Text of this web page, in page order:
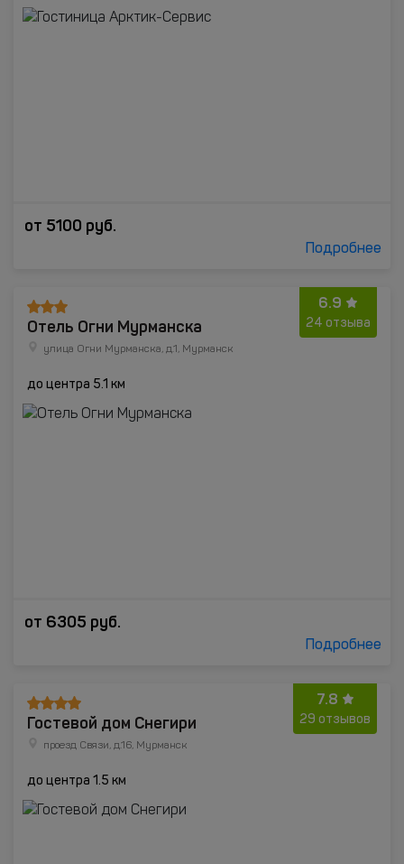
от 5100 руб.
Подробнее
6.9
24 отзыва
Отель Огни Мурманска
улица Огни Мурманска, д.1, Мурманск
до центра 5.1 км
от 6305 руб.
Подробнее
7.8
29 отзывов
Гостевой дом Снегири
проезд Связи, д.16, Мурманск
до центра 1.5 км